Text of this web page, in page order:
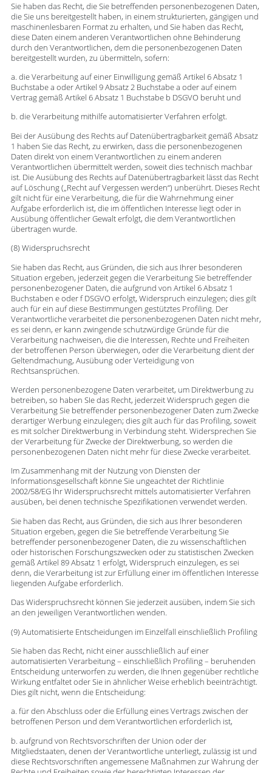
Sie haben das Recht, die Sie betreffenden personenbezogenen Daten,
die Sie uns bereitgestellt haben, in einem strukturierten, gängigen und
maschinenlesbaren Format zu erhalten, und Sie haben das Recht,
diese Daten einem anderen Verantwortlichen ohne Behinderung
durch den Verantwortlichen, dem die personenbezogenen Daten
bereitgestellt wurden, zu übermitteln, sofern:
a. die Verarbeitung auf einer Einwilligung gemäß Artikel 6 Absatz 1
Buchstabe a oder Artikel 9 Absatz 2 Buchstabe a oder auf einem
Vertrag gemäß Artikel 6 Absatz 1 Buchstabe b DSGVO beruht und
b. die Verarbeitung mithilfe automatisierter Verfahren erfolgt.
Bei der Ausübung des Rechts auf Datenübertragbarkeit gemäß Absatz
1 haben Sie das Recht, zu erwirken, dass die personenbezogenen
Daten direkt von einem Verantwortlichen zu einem anderen
Verantwortlichen übermittelt werden, soweit dies technisch machbar
ist. Die Ausübung des Rechts auf Datenübertragbarkeit lässt das Recht
auf Löschung („Recht auf Vergessen werden“) unberührt. Dieses Recht
gilt nicht für eine Verarbeitung, die für die Wahrnehmung einer
Aufgabe erforderlich ist, die im öffentlichen Interesse liegt oder in
Ausübung öffentlicher Gewalt erfolgt, die dem Verantwortlichen
übertragen wurde.
(8) Widerspruchsrecht
Sie haben das Recht, aus Gründen, die sich aus Ihrer besonderen
Situation ergeben, jederzeit gegen die Verarbeitung Sie betreffender
personenbezogener Daten, die aufgrund von Artikel 6 Absatz 1
Buchstaben e oder f DSGVO erfolgt, Widerspruch einzulegen; dies gilt
auch für ein auf diese Bestimmungen gestütztes Profiling. Der
Verantwortliche verarbeitet die personenbezogenen Daten nicht mehr,
es sei denn, er kann zwingende schutzwürdige Gründe für die
Verarbeitung nachweisen, die die Interessen, Rechte und Freiheiten
der betroffenen Person überwiegen, oder die Verarbeitung dient der
Geltendmachung, Ausübung oder Verteidigung von
Rechtsansprüchen.
Werden personenbezogene Daten verarbeitet, um Direktwerbung zu
betreiben, so haben SIe das Recht, jederzeit Widerspruch gegen die
Verarbeitung Sie betreffender personenbezogener Daten zum Zwecke
derartiger Werbung einzulegen; dies gilt auch für das Profiling, soweit
es mit solcher Direktwerbung in Verbindung steht. Widersprechen Sie
der Verarbeitung für Zwecke der Direktwerbung, so werden die
personenbezogenen Daten nicht mehr für diese Zwecke verarbeitet.
Im Zusammenhang mit der Nutzung von Diensten der
Informationsgesellschaft könne Sie ungeachtet der Richtlinie
2002/58/EG Ihr Widerspruchsrecht mittels automatisierter Verfahren
ausüben, bei denen technische Spezifikationen verwendet werden.
Sie haben das Recht, aus Gründen, die sich aus Ihrer besonderen
Situation ergeben, gegen die Sie betreffende Verarbeitung Sie
betreffender personenbezogener Daten, die zu wissenschaftlichen
oder historischen Forschungszwecken oder zu statistischen Zwecken
gemäß Artikel 89 Absatz 1 erfolgt, Widerspruch einzulegen, es sei
denn, die Verarbeitung ist zur Erfüllung einer im öffentlichen Interesse
liegenden Aufgabe erforderlich.
Das Widerspruchsrecht können Sie jederzeit ausüben, indem Sie sich
an den jeweiligen Verantwortlichen wenden.
(9) Automatisierte Entscheidungen im Einzelfall einschließlich Profiling
Sie haben das Recht, nicht einer ausschließlich auf einer
automatisierten Verarbeitung – einschließlich Profiling – beruhenden
Entscheidung unterworfen zu werden, die Ihnen gegenüber rechtliche
Wirkung entfaltet oder Sie in ähnlicher Weise erheblich beeinträchtigt.
Dies gilt nicht, wenn die Entscheidung:
a. für den Abschluss oder die Erfüllung eines Vertrags zwischen der
betroffenen Person und dem Verantwortlichen erforderlich ist,
b. aufgrund von Rechtsvorschriften der Union oder der
Mitgliedstaaten, denen der Verantwortliche unterliegt, zulässig ist und
diese Rechtsvorschriften angemessene Maßnahmen zur Wahrung der